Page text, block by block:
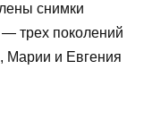
снимки
— трех поколений
Марии и Евгения